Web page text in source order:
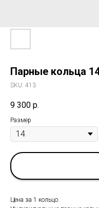
Парные кольца
SKU: 413
9 300 р.
Размер
Цена за 1 кольцо.